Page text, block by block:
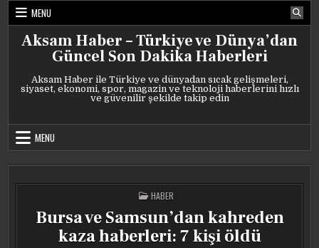
Skip
content
MENU
Aksam Haber – Türkiye ve Dünya’dan
Güncel Son Dakika Haberleri
Aksam Haber ile Türkiye ve dünyadan sıcak gelişmeleri,
siyaset, ekonomi, spor, magazin ve teknoloji haberlerini hızlı
ve güvenilir şekilde takip edin
MENU
POSTED
IN
HABER
Bursa ve Samsun’dan kahreden
kaza haberleri: 7 kişi öldü